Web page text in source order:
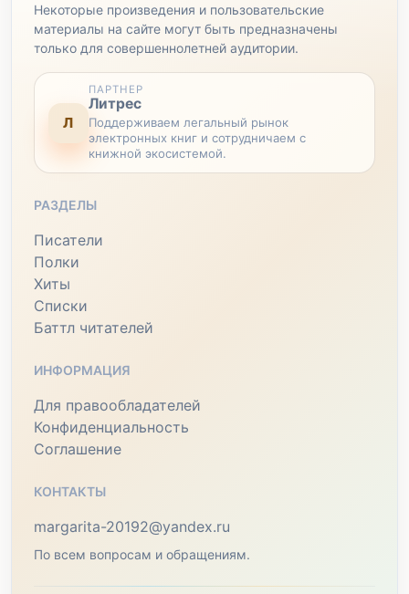
Некоторые произведения и пользовательские
материалы на сайте могут быть предназначены
только для совершеннолетней аудитории.
Л
ПАРТНЕР
Литрес
Поддерживаем легальный рынок
электронных книг и сотрудничаем с
книжной экосистемой.
РАЗДЕЛЫ
Писатели
Полки
Хиты
Списки
Баттл читателей
ИНФОРМАЦИЯ
Для правообладателей
Конфиденциальность
Соглашение
КОНТАКТЫ
margarita-20192@yandex.ru
По всем вопросам и обращениям.